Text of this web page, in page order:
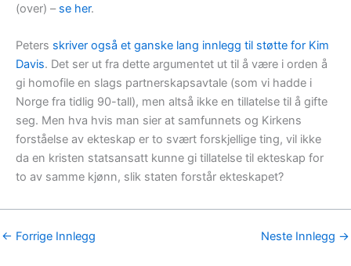
(over) – se her.
Peters skriver også et ganske lang innlegg til støtte for Kim
Davis. Det ser ut fra dette argumentet ut til å være i orden å
gi homofile en slags partnerskapsavtale (som vi hadde i
Norge fra tidlig 90-tall), men altså ikke en tillatelse til å gifte
seg. Men hva hvis man sier at samfunnets og Kirkens
forståelse av ekteskap er to svært forskjellige ting, vil ikke
da en kristen statsansatt kunne gi tillatelse til ekteskap for
to av samme kjønn, slik staten forstår ekteskapet?
← Forrige Innlegg Neste Innlegg →